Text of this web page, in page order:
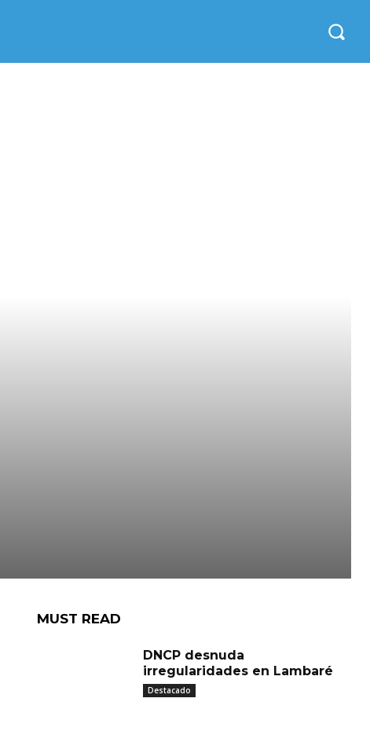
MUST READ
DNCP desnuda
irregularidades en Lambaré
Destacado